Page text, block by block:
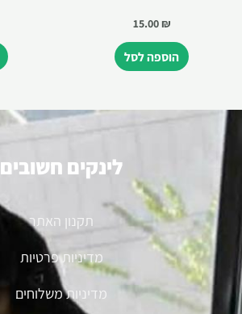
15.00₪
הוספה לסל
לינקים חשובים
תקנון האתר
מדיניות פרטיות
מדיניות משלוחים